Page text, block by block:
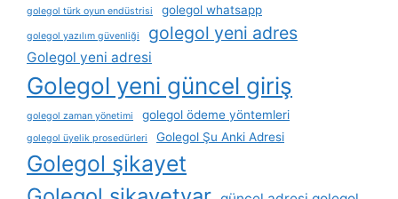
golegol türk oyun endüstrisi
golegol whatsapp
golegol yazılım güvenliği golegol yeni adres
Golegol yeni adresi
Golegol yeni güncel giriş
golegol zaman yönetimi golegol ödeme yöntemleri
golegol üyelik prosedürleri Golegol Şu Anki Adresi
Golegol şikayet